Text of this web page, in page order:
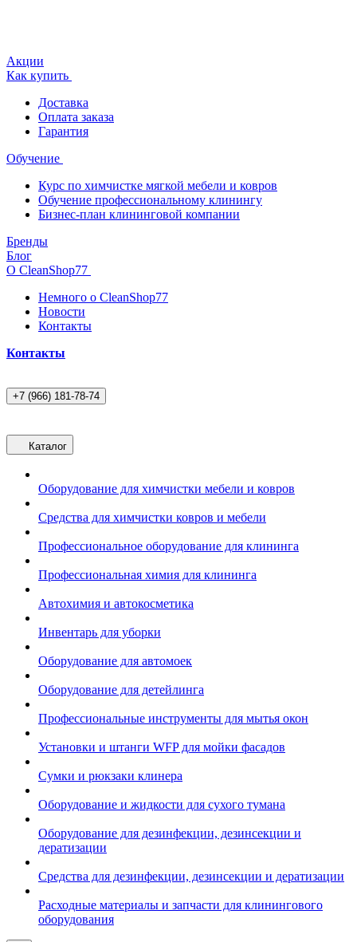
Акции
Как купить
Доставка
Оплата заказа
Гарантия
Обучение
Курс по химчистке мягкой мебели и ковров
Обучение профессиональному клинингу
Бизнес-план клининговой компании
Бренды
Блог
О CleanShop77
Немного о CleanShop77
Новости
Контакты
Контакты
+7 (966) 181-78-74
Каталог
Оборудование для химчистки мебели и ковров
Средства для химчистки ковров и мебели
Профессиональное оборудование для клининга
Профессиональная химия для клининга
Автохимия и автокосметика
Инвентарь для уборки
Оборудование для автомоек
Оборудование для детейлинга
Профессиональные инструменты для мытья окон
Установки и штанги WFP для мойки фасадов
Сумки и рюкзаки клинера
Оборудование и жидкости для сухого тумана
Оборудование для дезинфекции, дезинсекции и
дератизации
Средства для дезинфекции, дезинсекции и дератизации
Расходные материалы и запчасти для клинингового
оборудования